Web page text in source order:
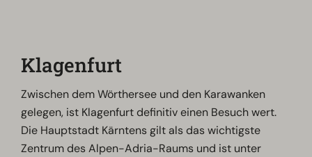
Klagenfurt
Zwischen dem Wörthersee und den Karawanken
gelegen, ist Klagenfurt definitiv einen Besuch wert.
Die Hauptstadt Kärntens gilt als das wichtigste
Zentrum des Alpen-Adria-Raums und ist unter